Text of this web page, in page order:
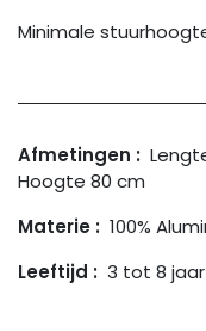
Minimale
Afmetingen :
Hoogte 80 cm
Materie : 100%
Leeftijd : 3 tot 8 jaar